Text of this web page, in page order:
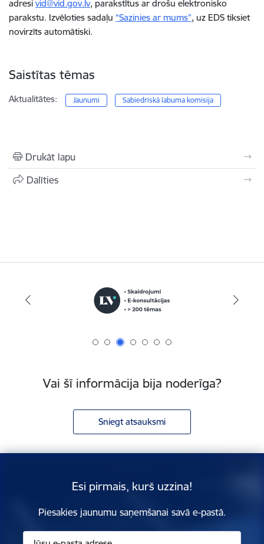
adresi vid@vid.gov.lv, parakstītus ar drošu elektronisko
parakstu. Izvēloties sadaļu “Sazinies ar mums”, uz EDS tiksiet
novirzīts automātiski.
Saistītas tēmas
Aktualitātes: Jaunumi Sabiedriskā labuma komisija
Drukāt lapu
Dalīties
Vai šī informācija bija noderīga?
Sniegt atsauksmi
Esi pirmais, kurš uzzina!
Piesakies jaunumu saņemšanai savā e-pastā.